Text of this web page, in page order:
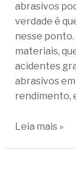
abrasivos
verdade é
nesse
materiais,
acidentes
abrasivos
rendimento,
Leia mais »